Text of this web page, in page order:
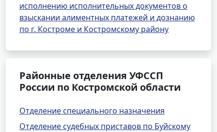
исполнению исполнительных документов о
взыскании алиментных платежей и дознанию
по г. Костроме и Костромскому району
Районные отделения УФССП
России по Костромской области
Отделение специального назначения
Отделение судебных приставов по Буйскому